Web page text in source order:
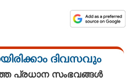
ദിവസവും
പ്രധാന സംഭവങ്ങൾ